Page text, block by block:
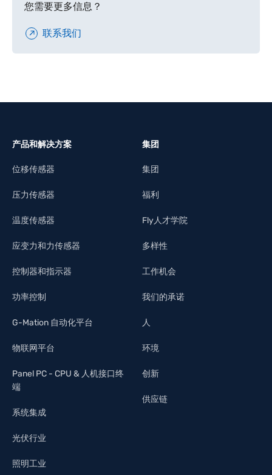
您需要更多信息？
联系我们
产品和解决方案
位移传感器
压力传感器
温度传感器
应变力和力传感器
控制器和指示器
功率控制
G-Mation 自动化平台
物联网平台
Panel PC - CPU & 人机接口终
端
系统集成
光伏行业
照明工业
集团
集团
福利
Fly人才学院
多样性
工作机会
我们的承诺
人
环境
创新
供应链